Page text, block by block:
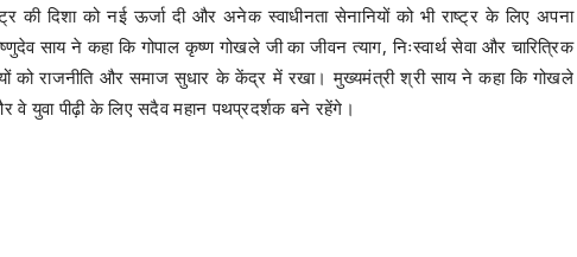
की दिशा को नई ऊर्जा दी और अनेक स्वाधीनता सेनानियों को भी राष्ट्र के लिए अपना
साय ने कहा कि गोपाल कृष्ण गोखले जी का जीवन त्याग, निःस्वार्थ सेवा और चारित्रिक
को राजनीति और समाज सुधार के केंद्र में रखा। मुख्यमंत्री श्री साय ने कहा कि गोखले
वे युवा पीढ़ी के लिए सदैव महान पथप्रदर्शक बने रहेंगे।